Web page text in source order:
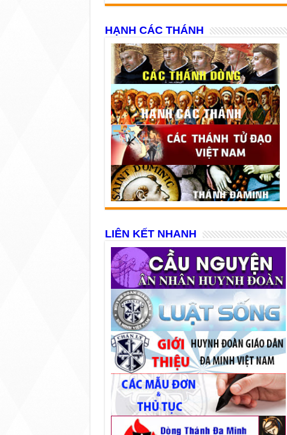
HẠNH CÁC THÁNH
LIÊN KẾT NHANH